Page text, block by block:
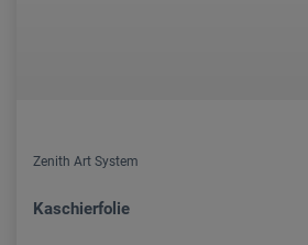
Zenith Art System
Kaschierfolie